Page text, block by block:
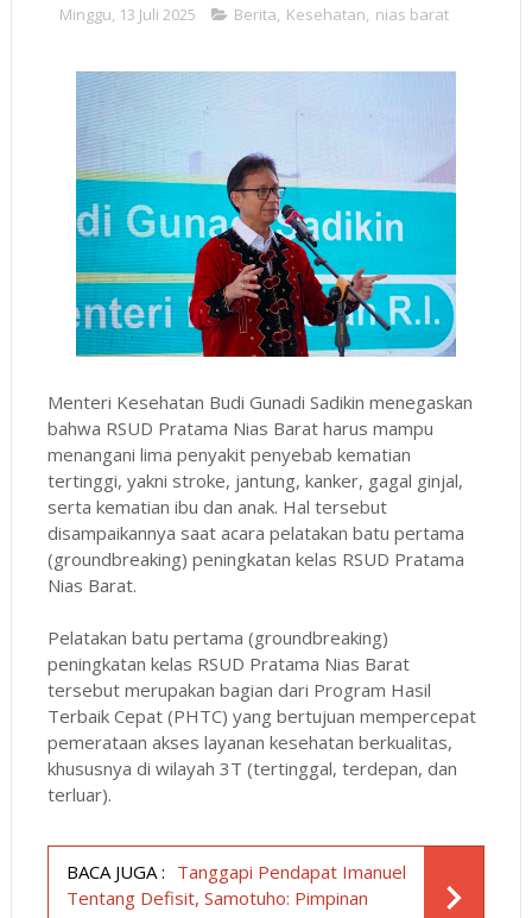
Minggu, 13 Juli 2025 Berita, Kesehatan, nias barat
Menteri Kesehatan Budi Gunadi Sadikin menegaskan
bahwa RSUD Pratama Nias Barat harus mampu
menangani lima penyakit penyebab kematian
tertinggi, yakni stroke, jantung, kanker, gagal ginjal,
serta kematian ibu dan anak. Hal tersebut
disampaikannya saat acara pelatakan batu pertama
(groundbreaking) peningkatan kelas RSUD Pratama
Nias Barat.
Pelatakan batu pertama (groundbreaking)
peningkatan kelas RSUD Pratama Nias Barat
tersebut merupakan bagian dari Program Hasil
Terbaik Cepat (PHTC) yang bertujuan mempercepat
pemerataan akses layanan kesehatan berkualitas,
khususnya di wilayah 3T (tertinggal, terdepan, dan
terluar).
BACA JUGA : Tanggapi Pendapat Imanuel
Tentang Defisit, Samotuho: Pimpinan